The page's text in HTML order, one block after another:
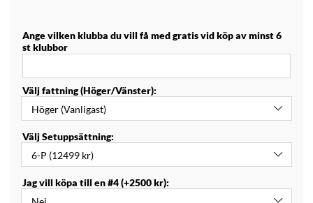
Ange vilken klubba du vill få med gratis vid köp av minst 6
st klubbor
Välj fattning (Höger/Vänster):
Välj Setuppsättning:
Jag vill köpa till en #4 (+2500 kr):